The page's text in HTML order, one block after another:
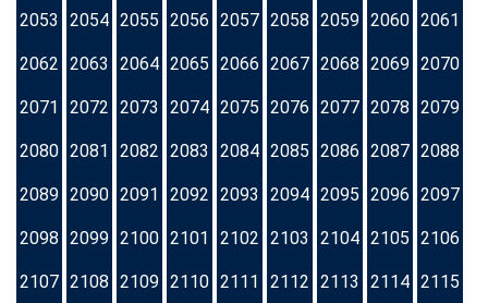
2053 2054 2055 2056 2057 2058 2059 2060 2061
2062 2063 2064 2065 2066 2067 2068 2069 2070
2071 2072 2073 2074 2075 2076 2077 2078 2079
2080 2081 2082 2083 2084 2085 2086 2087 2088
2089 2090 2091 2092 2093 2094 2095 2096 2097
2098 2099 2100 2101 2102 2103 2104 2105 2106
2107 2108 2109 2110 2111 2112 2113 2114 2115